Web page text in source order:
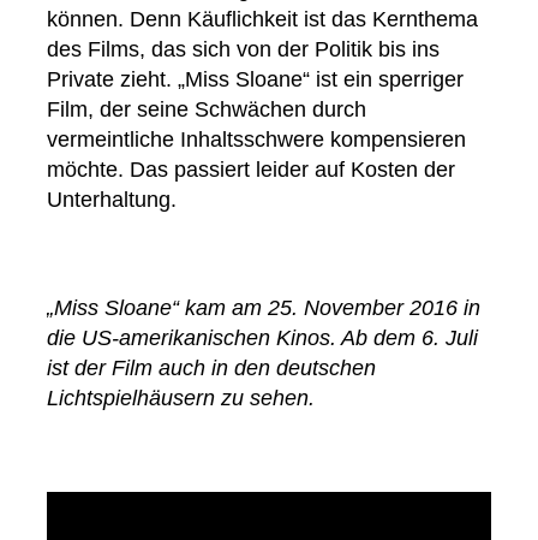
können. Denn Käuflichkeit ist das Kernthema
des Films, das sich von der Politik bis ins
Private zieht. „Miss Sloane“ ist ein sperriger
Film, der seine Schwächen durch
vermeintliche Inhaltsschwere kompensieren
möchte. Das passiert leider auf Kosten der
Unterhaltung.
„Miss Sloane“ kam am 25. November 2016 in
die US-amerikanischen Kinos. Ab dem 6. Juli
ist der Film auch in den deutschen
Lichtspielhäusern zu sehen.